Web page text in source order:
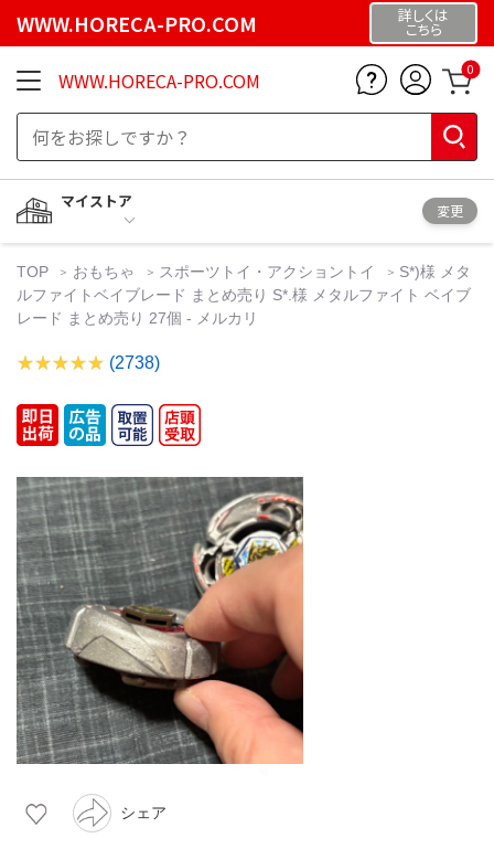
WWW.HORECA-PRO.COM 詳しくは
こちら
WWW.HORECA-PRO.COM 0
マイストア
変更
TOP おもちゃ スポーツトイ・アクショントイ
S*)様 メタ
ルファイトベイブレード まとめ売り S*.様 メタルファイト ベイブ
レード まとめ売り 27個 - メルカリ
(2738)
シェア